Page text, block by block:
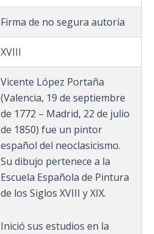
Firma de no segura autoría
XVIII
Vicente López Portaña
(Valencia, 19 de septiembre
de 1772 – Madrid, 22 de julio
de 1850) fue un pintor
español del neoclasicismo.
Su dibujo pertenece a la
Escuela Española de Pintura
de los Siglos XVIII y XIX.
Inició sus estudios en la